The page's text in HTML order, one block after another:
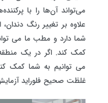
می‌تواند آن‌ها را با
علاوه بر تغییر رنگ
شما دارد و مطب ما می
کمک کند. اگر در یک
می توانیم به شما کمک
غلظت صحیح فلوراید